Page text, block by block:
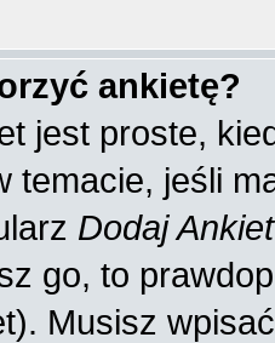
ankietę?
jest proste,
temacie, jeśli
Dodaj
go, to
Musisz